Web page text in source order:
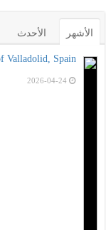
الأشهر الأحدث
Valladolid, Spain.
2026-04-24